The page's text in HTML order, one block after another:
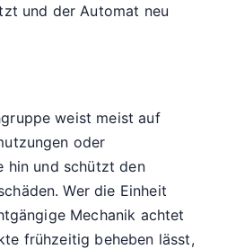
und der Automat neu
weist meist auf
oder
hin und schützt den
Wer die Einheit
Mechanik achtet
frühzeitig beheben lässt,